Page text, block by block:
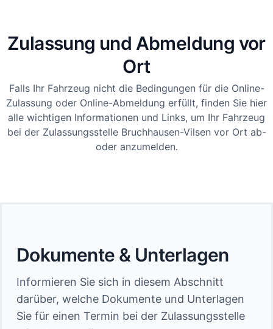
Zulassung und Abmeldung vor
Ort
Falls Ihr Fahrzeug nicht die Bedingungen für die Online-
Zulassung oder Online-Abmeldung erfüllt, finden Sie hier
alle wichtigen Informationen und Links, um Ihr Fahrzeug
bei der Zulassungsstelle Bruchhausen-Vilsen vor Ort ab-
oder anzumelden.
Dokumente & Unterlagen
Informieren Sie sich in diesem Abschnitt
darüber, welche Dokumente und Unterlagen
Sie für einen Termin bei der Zulassungsstelle